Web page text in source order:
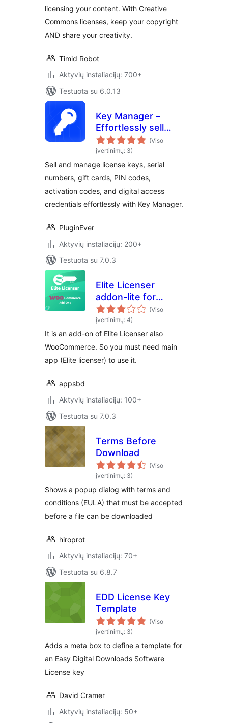
licensing your content. With Creative
Commons licenses, keep your copyright
AND share your creativity.
Timid Robot
Aktyvių instaliacijų: 700+
Testuota su 6.0.13
Key Manager –
Effortlessly sell
license keys, game
keys, pin codes,
gift cards, and
more with
WooCommerce
(Viso
įvertinimų: 3)
Sell and manage license keys, serial
numbers, gift cards, PIN codes,
activation codes, and digital access
credentials effortlessly with Key Manager.
PluginEver
Aktyvių instaliacijų: 200+
Testuota su 7.0.3
Elite Licenser
addon-lite for
WooCommerce
(Viso
įvertinimų: 4)
It is an add-on of Elite Licenser also
WooCommerce. So you must need main
app (Elite licenser) to use it.
appsbd
Aktyvių instaliacijų: 100+
Testuota su 7.0.3
Terms Before
Download
(Viso
įvertinimų: 3)
Shows a popup dialog with terms and
conditions (EULA) that must be accepted
before a file can be downloaded
hiroprot
Aktyvių instaliacijų: 70+
Testuota su 6.8.7
EDD License Key
Template
(Viso
įvertinimų: 3)
Adds a meta box to define a template for
an Easy Digital Downloads Software
License key
David Cramer
Aktyvių instaliacijų: 50+